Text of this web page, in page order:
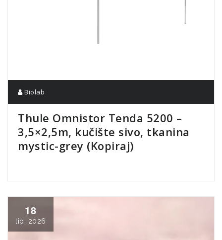
Biolab
Thule Omnistor Tenda 5200 –
3,5×2,5m, kučište sivo, tkanina
mystic-grey (Kopiraj)
18
lip, 2026